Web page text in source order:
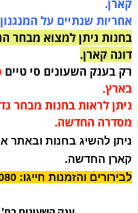
קארן.
אחריות שנתיים על
בחנות ניתן למצוא מבחר
דונה קארן.
רק בענק השעונים סי טיים
בארץ.
ניתן לראות בחנות מבחר
מסדרה החדשה.
ניתן להשיג בחנות ובאתר
קארן החדשה.
לבירורים והזמנות חייגו: 03-6727080